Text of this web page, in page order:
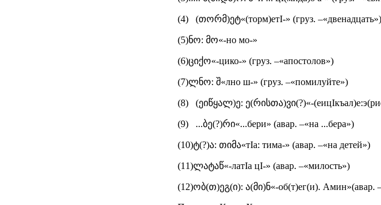
(4) (თორმ)ეტ«(торм)етI-» (груз. –«двенадцать»)
(5)ნო: მო«-но мо-»
(6)ციქო«-цико-» (груз. –«апостолов»)
(7)ლნო: შ«лно ш-» (груз. –«помилуйте»)
(8) (ეიწყალ)ე: ე(რისთა)ვი(?)«-
(9) ...ბე(?)რი«...бери» (авар. –«на ...бера»)
(10)ტ(?)ა: თიმა«тIа: тима-» (авар. –«на детей»)
(11)ლატაწ«-латIа цI-» (авар. –«милость»)
(12)ობ(თ)ეგ(ი): ა(მი)ნ«-об(т)ег(и). Амин»(авар.